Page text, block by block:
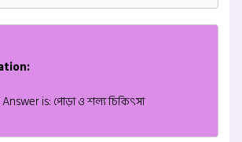
is: পোড়া ও শল্য চিকিৎসা